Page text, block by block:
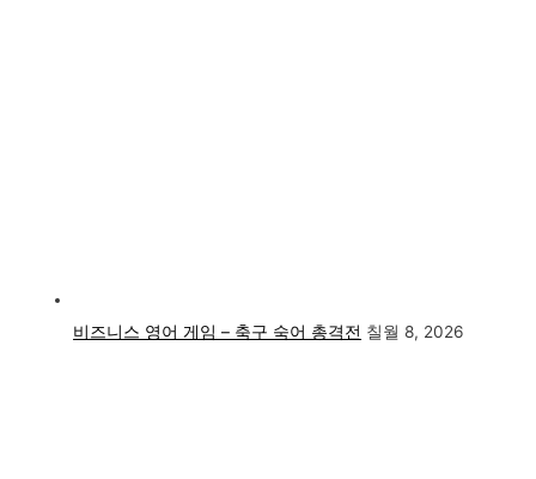
비즈니스 영어 게임 – 축구 숙어 총격전 칠월 8, 2026